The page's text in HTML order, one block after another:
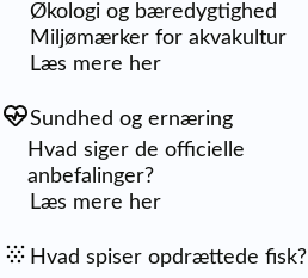
Økologi og bæredygtighed
Miljømærker for akvakultur
Læs mere her
Sundhed og ernæring
Hvad siger de officielle
anbefalinger?
Læs mere her
Hvad spiser opdrættede fisk?